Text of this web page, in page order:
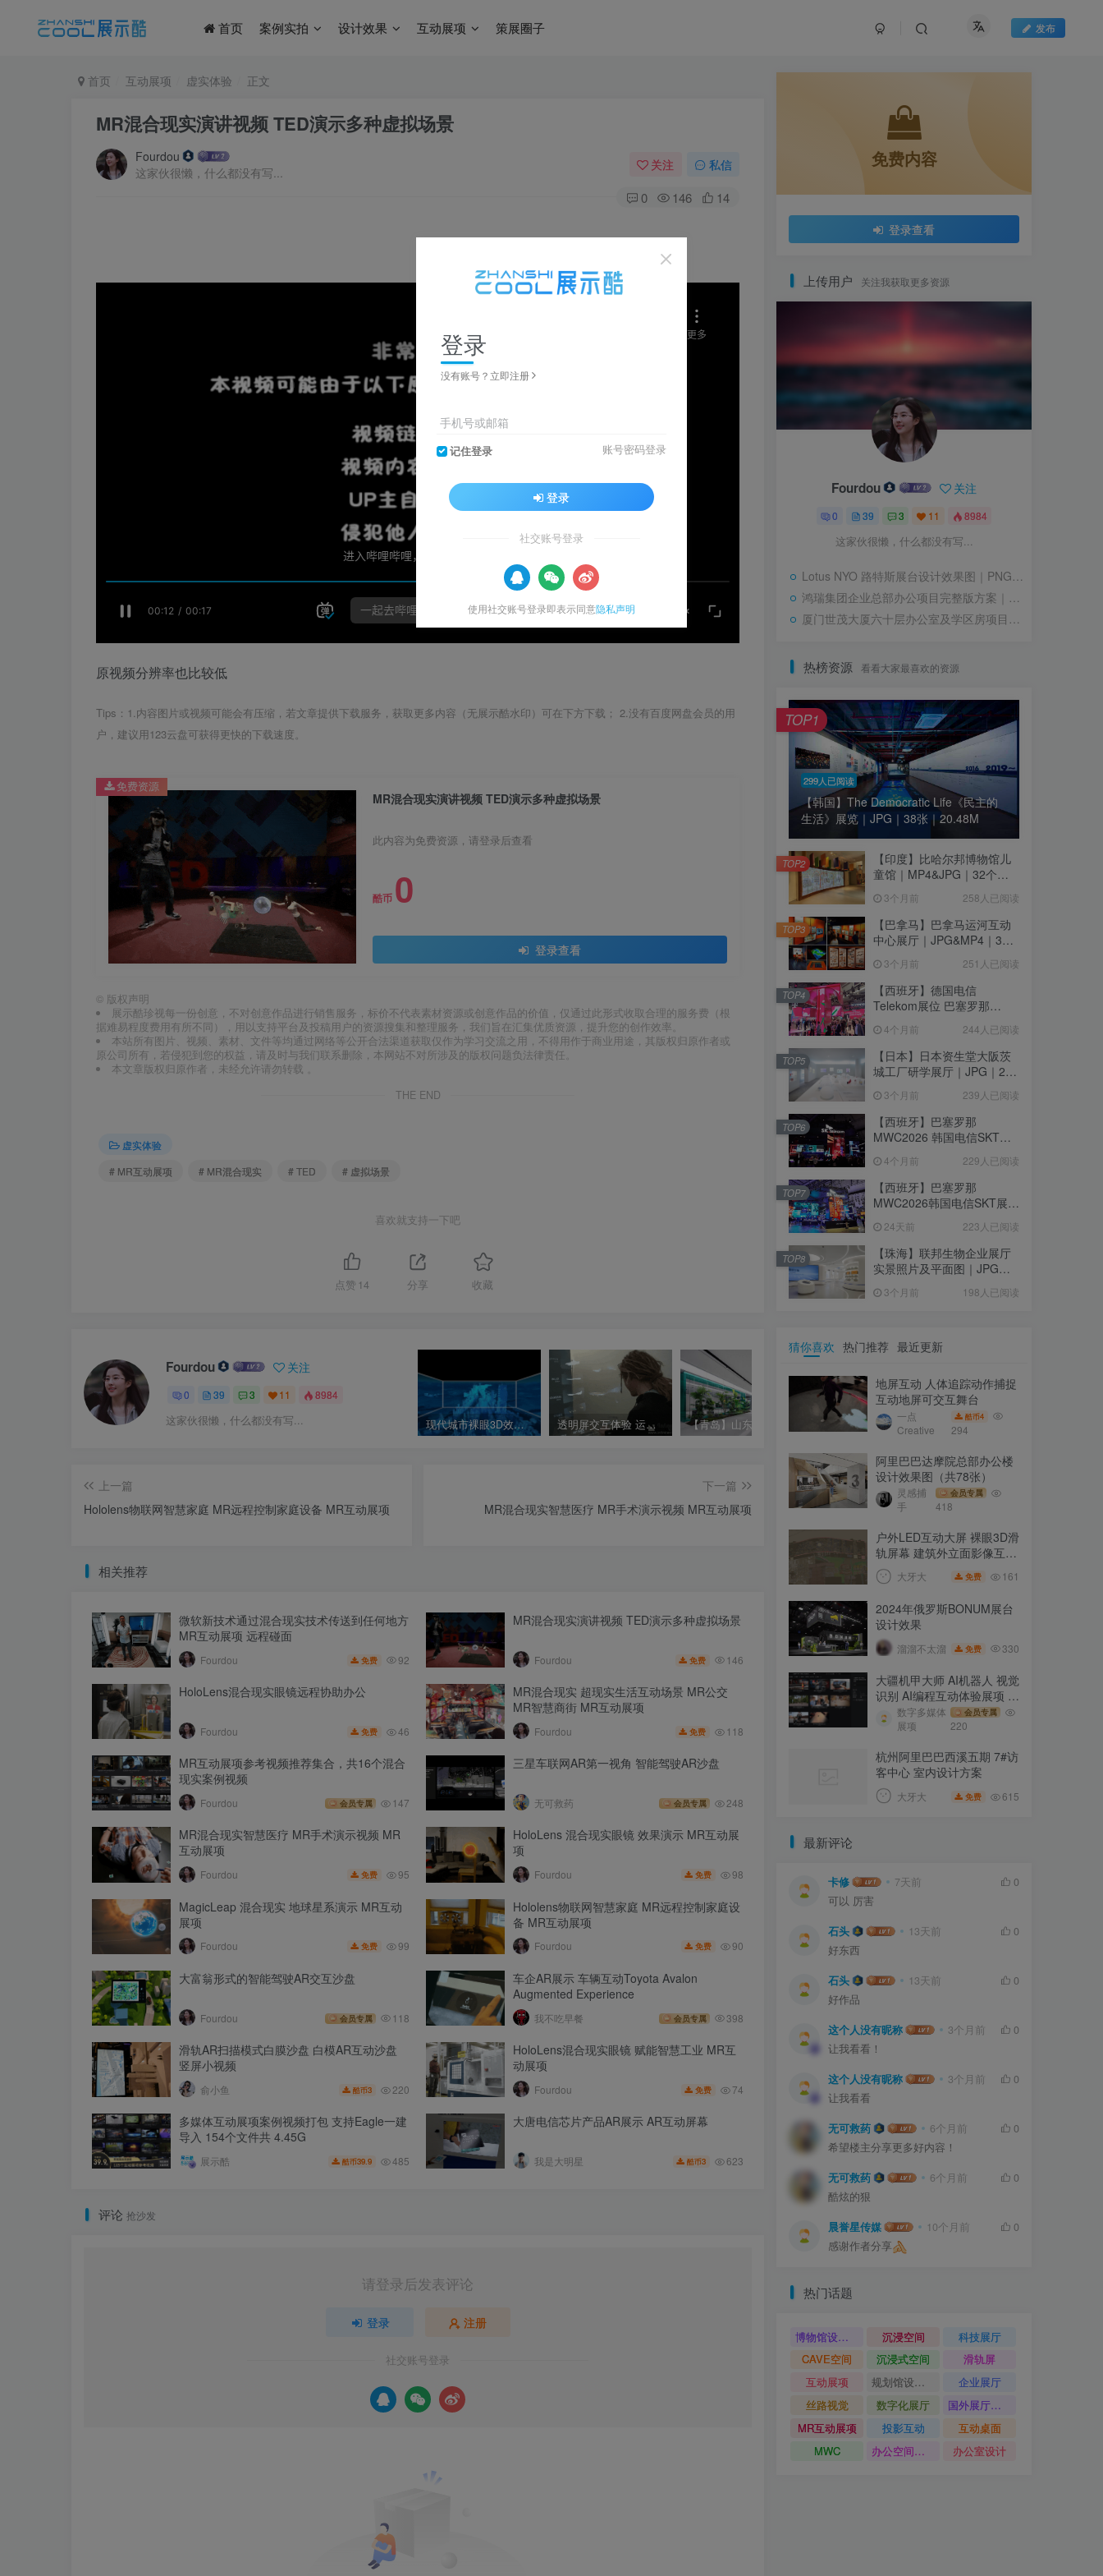
首页 案例实拍 设计效果 互动展项 策展圈子 发布
首页 互动展项 虚实体验 正文
MR混合现实演讲视频 TED演示多种虚拟场景
Fourdou
这家伙很懒，什么都没有写...
关注 私信
0 146 14
原视频分辨率也比较低
Tips：1.内容图片或视频可能会有压缩，若文章提供下载服务，获取更多内容（无展示酷水印）可在下方下载； 2.没有百度网盘会员的用
户，建议用123云盘可获得更快的下载速度。
MR混合现实演讲视频 TED演示多种虚拟场景
此内容为免费资源，请登录后查看
酷币 0
登录查看
免费资源
© 版权声明
展示酷珍视每一份创意，不对创意作品进行销售服务，标价不代表素材资源或创意作品的价值，仅通过此形式收取合理的服务费（根
据难易程度费用有所不同），用以支持平台及投稿用户的资源搜集和整理服务，我们旨在汇集优质资源，提升您的创作效率。
本站所有图片、视频、素材、文件等均通过网络等公开合法渠道获取仅作为学习交流之用，不得用作于商业用途，其版权归原作者或
原公司所有，若侵犯到您的权益，请及时与我们联系删除，本网站不对所涉及的版权问题负法律责任。
本文章版权归原作者，未经允许请勿转载 。
THE END
虚实体验
# MR互动展项
# MR混合现实 # TED # 虚拟场景
喜欢就支持一下吧
点赞 14 分享 收藏
Fourdou 关注
0 39 3 11 8984
这家伙很懒，什么都没有写... 现代城市裸眼3D效果 沉浸式CAVE空间演示视频 沉浸空间参考视频 透明屏交互体验 运动鞋全息展示 全息互动展项 【常熟】波司登总部展厅-登峰馆
上一篇
Hololens物联网智慧家庭 MR远程控制家庭设备 MR互动展项
下一篇
MR混合现实智慧医疗 MR手术演示视频 MR互动展项
相关推荐
微软新技术通过混合现实技术传送到任何地方
MR互动展项 远程碰面
Fourdou 免费 92
MR混合现实演讲视频 TED演示多种虚拟场景
Fourdou 免费 146
HoloLens混合现实眼镜远程协助办公
Fourdou 免费 46
MR混合现实 超现实生活互动场景 MR公交
MR智慧商街 MR互动展项
Fourdou 免费 118
MR互动展项参考视频推荐集合，共16个混合
现实案例视频
Fourdou 会员专属 147
三星车联网AR第一视角 智能驾驶AR沙盘
无可救药 会员专属 248
MR混合现实智慧医疗 MR手术演示视频 MR
互动展项
Fourdou 免费 95
HoloLens 混合现实眼镜 效果演示 MR互动展
项
Fourdou 免费 98
MagicLeap 混合现实 地球星系演示 MR互动
展项
Fourdou 免费 99
Hololens物联网智慧家庭 MR远程控制家庭设
备 MR互动展项
Fourdou 免费 90
大富翁形式的智能驾驶AR交互沙盘
Fourdou 会员专属 118
车企AR展示 车辆互动Toyota Avalon
Augmented Experience
我不吃早餐 会员专属 398
滑轨AR扫描模式白膜沙盘 白模AR互动沙盘
竖屏小视频
俞小鱼 酷币3 220
HoloLens混合现实眼镜 赋能智慧工业 MR互
动展项
Fourdou 免费 74
多媒体互动展项案例视频打包 支持Eagle一建
导入 154个文件共 4.45G
展示酷 酷币39.9 485
大唐电信芯片产品AR展示 AR互动屏幕
我是大明星 酷币3 623
评论 抢沙发
请登录后发表评论
登录 注册
社交账号登录
免费内容
登录查看
上传用户 关注我获取更多资源
Fourdou 关注
0 39 3 11 8984
这家伙很懒，什么都没有写...
Lotus NYO 路特斯展台设计效果图｜PNG｜21张｜91.57M
鸿瑞集团企业总部办公项目完整版方案｜PDF｜126页｜90.26M
厦门世茂大厦六十层办公室及学区房项目设计空间深化方案｜PDF｜134页｜47.66M
热榜资源 看看大家最喜欢的资源
299人已阅读
【韩国】The Democratic Life《民主的
生活》展览｜JPG｜38张｜20.48M
TOP1
【印度】比哈尔邦博物馆儿
童馆｜MP4&JPG｜32个｜
3个月前 258人已阅读
TOP2
【巴拿马】巴拿马运河互动
中心展厅｜JPG&MP4｜39
3个月前 251人已阅读
TOP3
【西班牙】德国电信
Telekom展位 巴塞罗那
｜77.42M
4个月前 244人已阅读
TOP4
【日本】日本资生堂大阪茨
城工厂研学展厅｜JPG｜26
3个月前 239人已阅读
TOP5
【西班牙】巴塞罗那
MWC2026 韩国电信SKT展
105.67M
4个月前 229人已阅读
TOP6
【西班牙】巴塞罗那
MWC2026韩国电信SKT展台
个｜16.51M
24天前 223人已阅读
TOP7
【珠海】联邦生物企业展厅
实景照片及平面图｜JPG｜
3个月前 198人已阅读
TOP8
猜你喜欢 热门推荐 最近更新
地屏互动 人体追踪动作捕捉
互动地屏可交互舞台
一点
Creative
酷币4
294
阿里巴巴达摩院总部办公楼
设计效果图（共78张）
灵感捕
手
会员专属
418
户外LED互动大屏 裸眼3D滑
轨屏幕 建筑外立面影像互动
装置
大牙大 免费 161
2024年俄罗斯BONUM展台
设计效果
溜溜不太溜 免费 330
大疆机甲大师 AI机器人 视觉
识别 AI编程互动体验展项 8
个视频打包
数字多媒体
展项
会员专属
220
杭州阿里巴巴西溪五期 7#访
客中心 室内设计方案
大牙大 免费 615
最新评论
卡修 7天前
0
可以 厉害
石头 13天前
0
好东西
石头 13天前
0
好作品
这个人没有昵称 3个月前
0
让我看看！
这个人没有昵称 3个月前
0
让我看看
无可救药 6个月前
0
希望楼主分享更多好内容！
无可救药 6个月前
0
酷炫的狠
晨誉星传媒 10个月前
0
感谢作者分享
热门话题
博物馆设计方案 沉浸空间
科技展厅
CAVE空间
沉浸式空间
滑轨屏
互动展项
规划馆设计方案
企业展厅
丝路视觉
数字化展厅
国外展厅案例
MR互动展项
投影互动
互动桌面
MWC
办公空间设计 办公室设计
登录
没有账号？立即注册
手机号或邮箱
记住登录 账号密码登录
登录
社交账号登录
使用社交账号登录即表示同意隐私声明